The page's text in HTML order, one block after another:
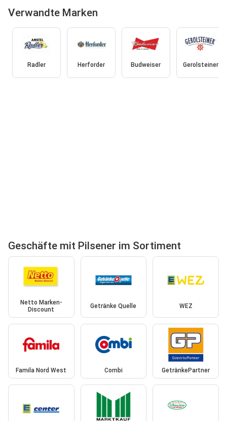
Verwandte Marken
Radler Herforder Budweiser Gerolsteiner
Geschäfte mit Pilsener im Sortiment
Netto Marken-
Discount
Getränke Quelle WEZ
Famila Nord West Combi GetränkePartner